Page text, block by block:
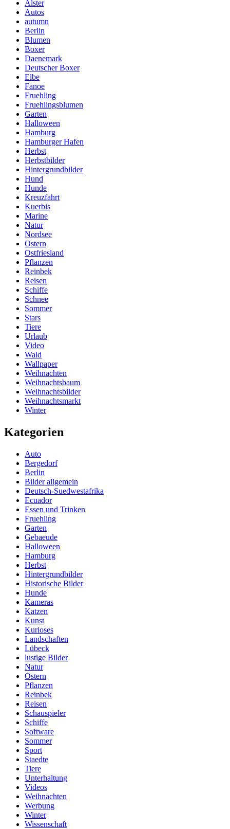
Alster
Autos
autumn
Berlin
Blumen
Boxer
Daenemark
Deutscher Boxer
Elbe
Fanoe
Fruehling
Fruehlingsblumen
Garten
Halloween
Hamburg
Hamburger Hafen
Herbst
Herbstbilder
Hintergrundbilder
Hund
Hunde
Kreuzfahrt
Kuerbis
Marine
Natur
Nordsee
Ostern
Ostfriesland
Pflanzen
Reinbek
Reisen
Schiffe
Schnee
Sommer
Stars
Tiere
Urlaub
Video
Wald
Wallpaper
Weihnachten
Weihnachtsbaum
Weihnachtsbilder
Weihnachtsmarkt
Winter
Kategorien
Auto
Bergedorf
Berlin
Bilder allgemein
Deutsch-Suedwestafrika
Ecuador
Essen und Trinken
Fruehling
Garten
Gebaeude
Halloween
Hamburg
Herbst
Hintergrundbilder
Historische Bilder
Hunde
Kameras
Katzen
Kunst
Kurioses
Landschaften
Lübeck
lustige Bilder
Natur
Ostern
Pflanzen
Reinbek
Reisen
Schauspieler
Schiffe
Software
Sommer
Sport
Staedte
Tiere
Unterhaltung
Videos
Weihnachten
Werbung
Winter
Wissenschaft